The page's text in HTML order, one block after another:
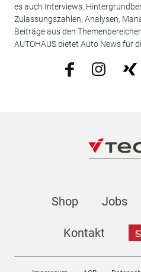
es auch Interviews,
Zulassungszahlen, Analysen,
Beiträge aus den
AUTOHAUS bietet Auto News für
Shop Jobs
Kontakt